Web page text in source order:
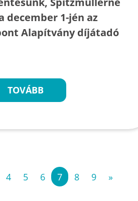
december 1-jén az
Alapítvány díjátadó
TOVÁBB
4 5 6 7 8 9 »